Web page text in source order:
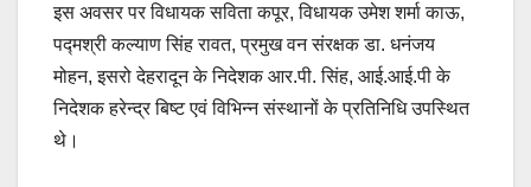
इस अवसर पर विधायक सविता कपूर, विधायक उमेश शर्मा काऊ,
पद्मश्री कल्याण सिंह रावत, प्रमुख वन संरक्षक डा. धनंजय
मोहन, इसरो देहरादून के निदेशक आर.पी. सिंह, आई.आई.पी के
निदेशक हरेन्द्र बिष्ट एवं विभिन्न संस्थानों के प्रतिनिधि उपस्थित
थे।